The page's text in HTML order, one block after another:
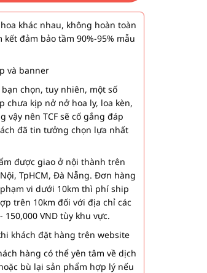
khác nhau, không hoàn toàn
kết đảm bảo tầm 90%-95% mẫu
và banner
chọn, tuy nhiên, một số
chưa kịp nở nở hoa ly, loa kèn,
vậy nên TCF sẽ cố gắng đáp
đã tin tưởng chọn lựa nhất
được giao ở nội thành trên
TpHCM, Đà Nẵng. Đơn hàng
vi dưới 10km thì phí ship
trên 10km đối với địa chỉ các
VND tùy khu vực.
khách đặt hàng trên website
hàng có thể yên tâm về dịch
bù lại sản phẩm hợp lý nếu